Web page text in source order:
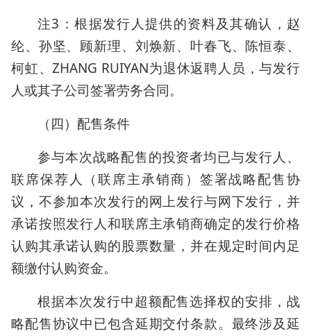
注3：根据发行人提供的资料及其确认，赵
纶、孙坚、顾新理、刘焕新、叶春飞、陈恒泰、
柯虹、ZHANG RUIYAN为退休返聘人员，与发行
人或其子公司签署劳务合同。
（四）配售条件
参与本次战略配售的投资者均已与发行人、
联席保荐人（联席主承销商）签署战略配售协
议，不参加本次发行的网上发行与网下发行，并
承诺按照发行人和联席主承销商确定的发行价格
认购其承诺认购的股票数量，并在规定时间内足
额缴付认购资金。
根据本次发行中超额配售选择权的安排，战
略配售协议中已包含延期交付条款。最终涉及延